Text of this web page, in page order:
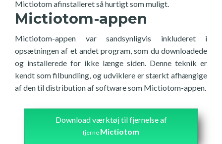
Mictiotom afinstalleret så hurtigt som muligt.
Mictiotom-appen
Mictiotom-appen var sandsynligvis inkluderet i
opsætningen af et andet program, som du downloadede
og installerede for ikke længe siden. Denne teknik er
kendt som filbundling, og udviklere er stærkt afhængige
af den til distribution af software som Mictiotom-appen.
Download værktøj til fjernelse af
fjerne Mictiotom